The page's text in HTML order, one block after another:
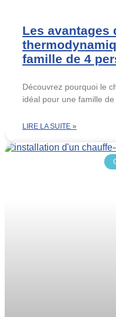
Les avantages
famille de 4
Découvrez pourquoi le
idéal pour une famille de
LIRE LA SUITE »